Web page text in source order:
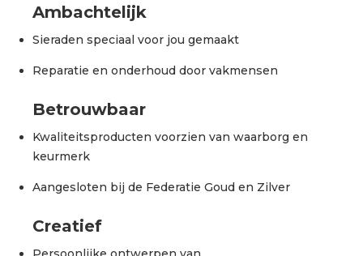
Ambachtelijk
Sieraden speciaal voor jou gemaakt
Reparatie en onderhoud door vakmensen
Betrouwbaar
Kwaliteitsproducten voorzien van waarborg en
keurmerk
Aangesloten bij de Federatie Goud en Zilver
Creatief